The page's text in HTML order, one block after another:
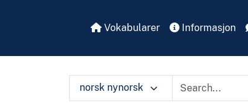
Vokabularer Informasjon
norsk nynorsk